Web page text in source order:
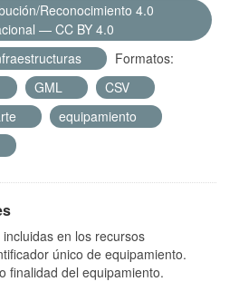
Reconocimiento 4.0
— CC BY 4.0
Formatos:
GML
CSV
equipamiento
en los recursos
único de equipamiento.
finalidad del equipamiento.